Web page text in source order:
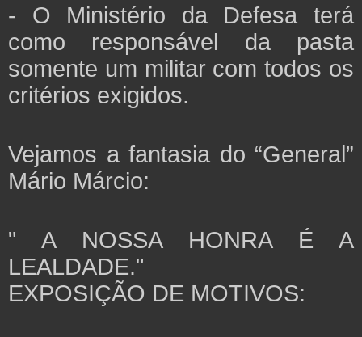
- O Ministério da Defesa terá
como responsável da pasta
somente um militar com todos os
critérios exigidos.
Vejamos a fantasia do “General”
Mário Márcio:
" A NOSSA HONRA É A
LEALDADE."
EXPOSIÇÃO DE MOTIVOS: